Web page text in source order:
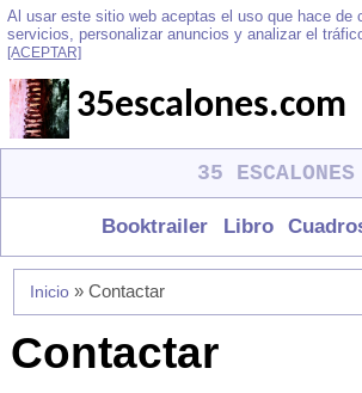
Al usar este sitio web aceptas el uso que hace de
servicios, personalizar anuncios y analizar el
[ACEPTAR]
35escalones.com
35 ESCALONES
Booktrailer Libro
Inicio» Contactar
Contactar